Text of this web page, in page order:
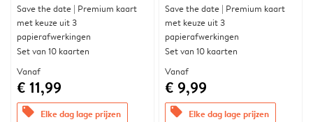
Save the date | Premium kaart
met keuze uit 3
papierafwerkingen
Set van 10 kaarten
Vanaf
€ 11,99
offers Elke dag lage prijzen
Save the date | Premium kaart
met keuze uit 3
papierafwerkingen
Set van 10 kaarten
Vanaf
€ 9,99
offers Elke dag lage prijzen